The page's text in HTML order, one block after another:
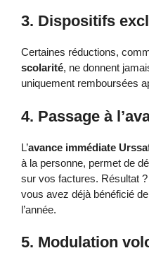
3. Dispositifs
Certaines réductions,
scolarité, ne donnent
uniquement remboursées
4. Passage à
L’avance immédiate
à la personne, permet de
sur vos factures. Résultat
vous avez déjà bénéficié
l’année.
5. Modulation